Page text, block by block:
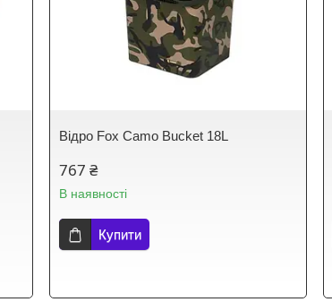
Відро Fox Camo Bucket 18L
767 ₴
В наявності
Купити